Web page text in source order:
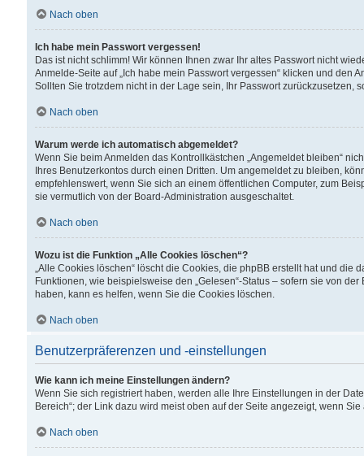
Nach oben
Ich habe mein Passwort vergessen!
Das ist nicht schlimm! Wir können Ihnen zwar Ihr altes Passwort nicht
Anmelde-Seite auf „Ich habe mein Passwort vergessen“ klicken und
Sollten Sie trotzdem nicht in der Lage sein, Ihr Passwort zurückzusetzen,
Nach oben
Warum werde ich automatisch abgemeldet?
Wenn Sie beim Anmelden das Kontrollkästchen „Angemeldet bleiben“
Ihres Benutzerkontos durch einen Dritten. Um angemeldet zu bleiben,
empfehlenswert, wenn Sie sich an einem öffentlichen Computer, zum
sie vermutlich von der Board-Administration ausgeschaltet.
Nach oben
Wozu ist die Funktion „Alle Cookies löschen“?
„Alle Cookies löschen“ löscht die Cookies, die phpBB erstellt hat und
Funktionen, wie beispielsweise den „Gelesen“-Status – sofern sie von
haben, kann es helfen, wenn Sie die Cookies löschen.
Nach oben
Benutzerpräferenzen und -einstellungen
Wie kann ich meine Einstellungen ändern?
Wenn Sie sich registriert haben, werden alle Ihre Einstellungen in der
Bereich“; der Link dazu wird meist oben auf der Seite angezeigt, wenn
Nach oben